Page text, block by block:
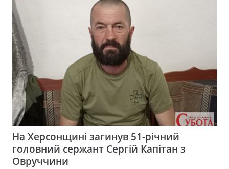
На Херсонщині загинув 51-річний
головний сержант Сергій Капітан з
Овруччини